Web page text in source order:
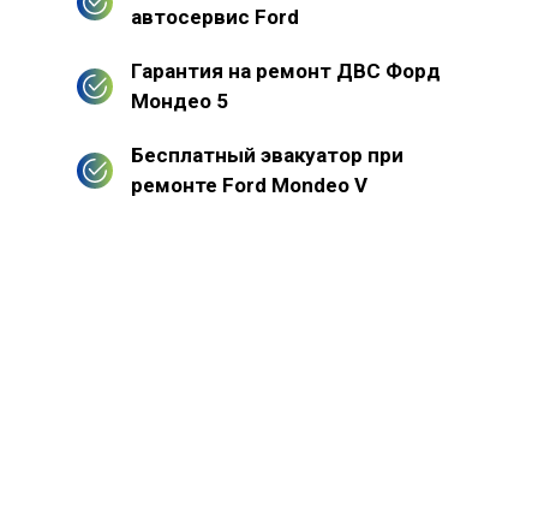
автосервис Ford
Гарантия на ремонт ДВС Форд
Мондео 5
Бесплатный эвакуатор при
ремонте Ford Mondeo V